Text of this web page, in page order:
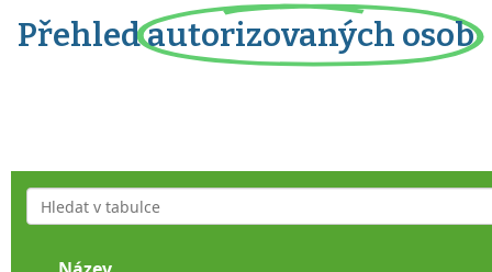
Přehledautorizovaných osob